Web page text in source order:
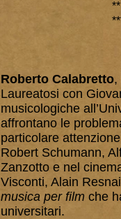
Roberto Calabretto,
Laureatosi con
musicologiche
affrontano le
particolare
Robert Schumann,
Zanzotto e nel
Visconti, Alain
musica per film che
universitari.